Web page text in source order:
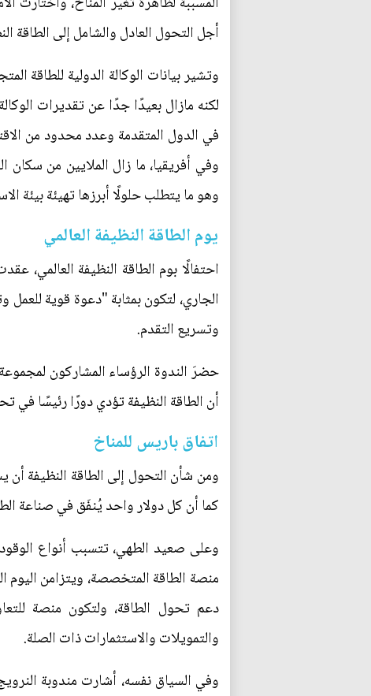
أجل التحول العادل والشامل إلى
في الدول المتقدمة وعدد محدود من
وفي أفريقيا، ما زال الملايين من
وهو ما يتطلب حلولًا أبرزها تهيئة بيئة
يوم الطاقة النظيفة العالمي
الجاري، لتكون بمثابة "دعوة قوية للعمل
وتسريع التقدم.
حضرَ الندوة الرؤساء المشاركون لمجموعة
أن الطاقة النظيفة تؤدي دورًا رئيسًا في تحقيق أهداف التنمية
اتفاق باريس للمناخ
كما أن كل دولار واحد يُنفَق في صناعة الطاقة المتجددة يخلق 3
دعم تحول الطاقة، ولتكون منصة
والتمويلات والاستثمارات ذات الصلة.
وفي السياق نفسه، أشارت مندوبة